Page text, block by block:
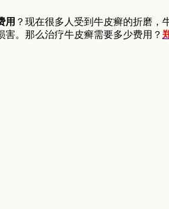
用 ？现在很多人受到牛皮癣的折磨，
害。那么治疗牛皮癣需要多少费用？